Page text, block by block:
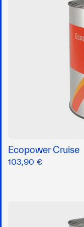
Ecopower Cruise
103,90 €